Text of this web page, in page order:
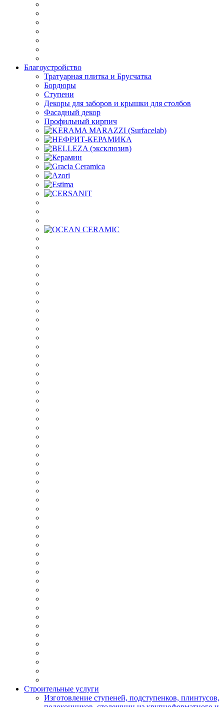
Благоустройство
Тратуарная плитка и Брусчатка
Бордюры
Ступени
Декоры для заборов и крышки для столбов
Фасадный декор
Профильный кирпич
Строительные услуги
Изготовление ступеней, подступенков, плинтусов,